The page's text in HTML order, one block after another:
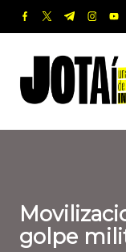
Saltar
contenido
facebook.com
twitter.com
t.me
o
t
revista
de
Informada
golpe